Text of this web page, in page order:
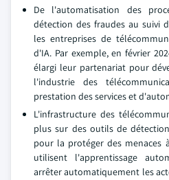
De l'automatisation des
détection des fraudes au suivi
les entreprises de
d'IA. Par exemple, en février
élargi leur partenariat pour
l'industrie des
prestation des services et
L'infrastructure des
plus sur des outils de
pour la protéger des menaces
utilisent l'apprentissage
arrêter automatiquement les